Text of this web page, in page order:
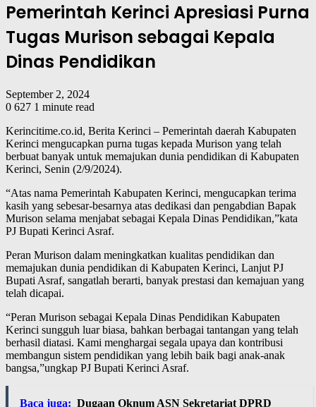
Pemerintah Kerinci Apresiasi Purna
Tugas Murison sebagai Kepala
Dinas Pendidikan
September 2, 2024
0 627 1 minute read
Kerincitime.co.id, Berita Kerinci – Pemerintah daerah Kabupaten
Kerinci mengucapkan purna tugas kepada Murison yang telah
berbuat banyak untuk memajukan dunia pendidikan di Kabupaten
Kerinci, Senin (2/9/2024).
“Atas nama Pemerintah Kabupaten Kerinci, mengucapkan terima
kasih yang sebesar-besarnya atas dedikasi dan pengabdian Bapak
Murison selama menjabat sebagai Kepala Dinas Pendidikan,”kata
PJ Bupati Kerinci Asraf.
Peran Murison dalam meningkatkan kualitas pendidikan dan
memajukan dunia pendidikan di Kabupaten Kerinci, Lanjut PJ
Bupati Asraf, sangatlah berarti, banyak prestasi dan kemajuan yang
telah dicapai.
“Peran Murison sebagai Kepala Dinas Pendidikan Kabupaten
Kerinci sungguh luar biasa, bahkan berbagai tantangan yang telah
berhasil diatasi. Kami menghargai segala upaya dan kontribusi
membangun sistem pendidikan yang lebih baik bagi anak-anak
bangsa,”ungkap PJ Bupati Kerinci Asraf.
Baca juga: Dugaan Oknum ASN Sekretariat DPRD